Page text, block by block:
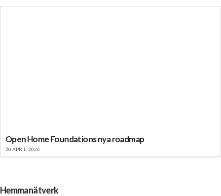
Open Home Foundations nya roadmap
20 APRIL, 2026
Hemmanätverk